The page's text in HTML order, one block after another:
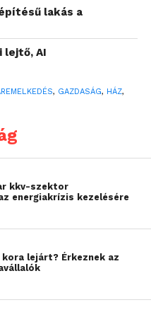
695 ezer
múlja felül az egy
OC értékesítési
amelybe
jellemzi:
forint
lakás a
lejtő, AI
, GAZDASÁG, HÁZ,
kkv-szektor
energiakrízis kezelésére
lejárt? Érkeznek az